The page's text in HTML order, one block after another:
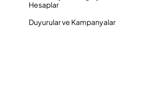
Hesaplar
Duyurular ve Kampanyalar